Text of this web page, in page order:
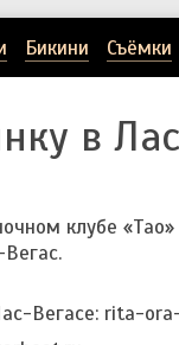
Бикини Съёмки
в
клубе